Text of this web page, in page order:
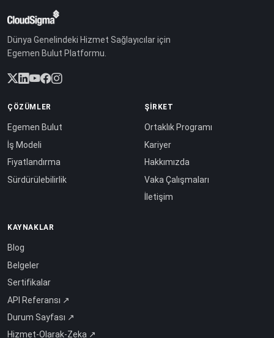
Dünya Genelindeki Hizmet Sağlayıcılar için
Egemen Bulut Platformu.
ÇÖZÜMLER
Egemen Bulut
İş Modeli
Fiyatlandırma
Sürdürülebilirlik
ŞIRKET
Ortaklık Programı
Kariyer
Hakkımızda
Vaka Çalışmaları
İletişim
KAYNAKLAR
Blog
Belgeler
Sertifikalar
API Referansı ↗
Durum Sayfası ↗
Hizmet-Olarak-Zeka ↗